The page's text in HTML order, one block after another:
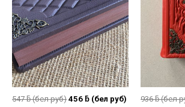
547ƃ(бел руб) 456 ƃ (бел руб) 936ƃ(бел